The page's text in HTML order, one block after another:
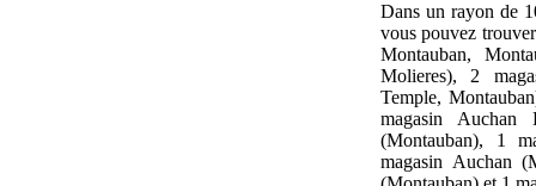
Dans un rayon de
vous pouvez
Montauban,
Molieres), 2
Temple,
magasin
(Montauban), 1
magasin Auchan